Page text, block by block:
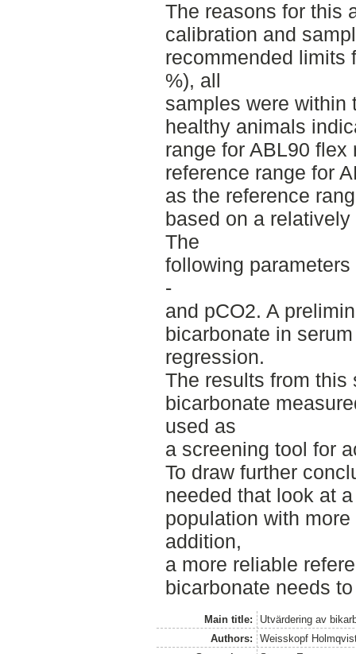
The reasons for this
calibration and
recommended limits
%), all
samples were within
healthy animals
range for ABL90 flex
reference range for
as the reference
based on a
The
following
-
and pCO2. A
bicarbonate in
regression.
The results from this
bicarbonate
used as
a screening tool for
To draw further
needed that look at
population with
addition,
a more reliable
bicarbonate needs
Main title:
Utvärdering av
Authors:
Weisskopf